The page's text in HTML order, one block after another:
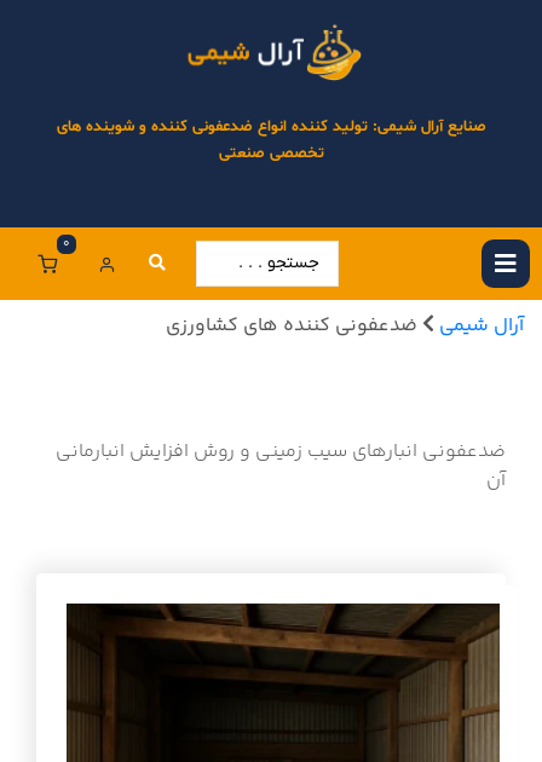
صنایع آرال شیمی: تولید کننده انواع ضدعفونی کننده و شوینده های
تخصصی صنعتی
0
آرال شیمی ضدعفونی کننده های کشاورزی
ضدعفونی انبارهای سیب زمینی و روش افزایش انبارمانی
آن